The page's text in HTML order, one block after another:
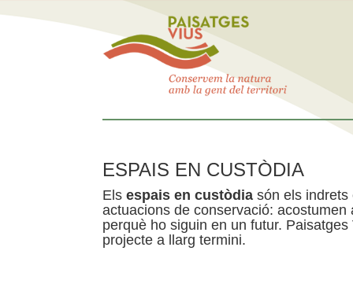
ESPAIS EN CUSTÒDIA
Els espais en custòdia són els indrets
actuacions de conservació:
perquè ho siguin en un futur.
projecte a llarg termini.